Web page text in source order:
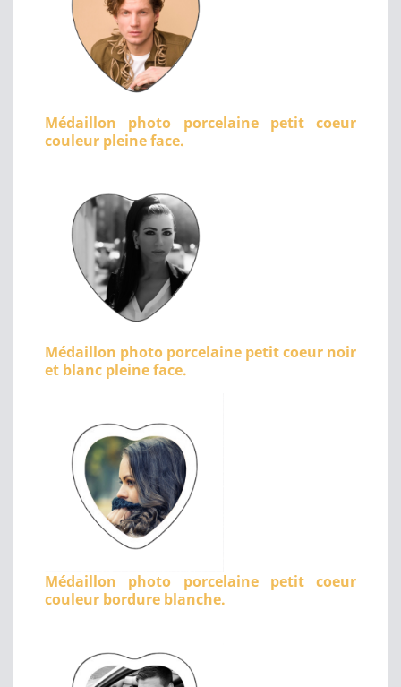
Médaillon photo porcelaine petit coeur
couleur pleine face.
Médaillon photo porcelaine petit coeur noir
et blanc pleine face.
Médaillon photo porcelaine petit coeur
couleur bordure blanche.